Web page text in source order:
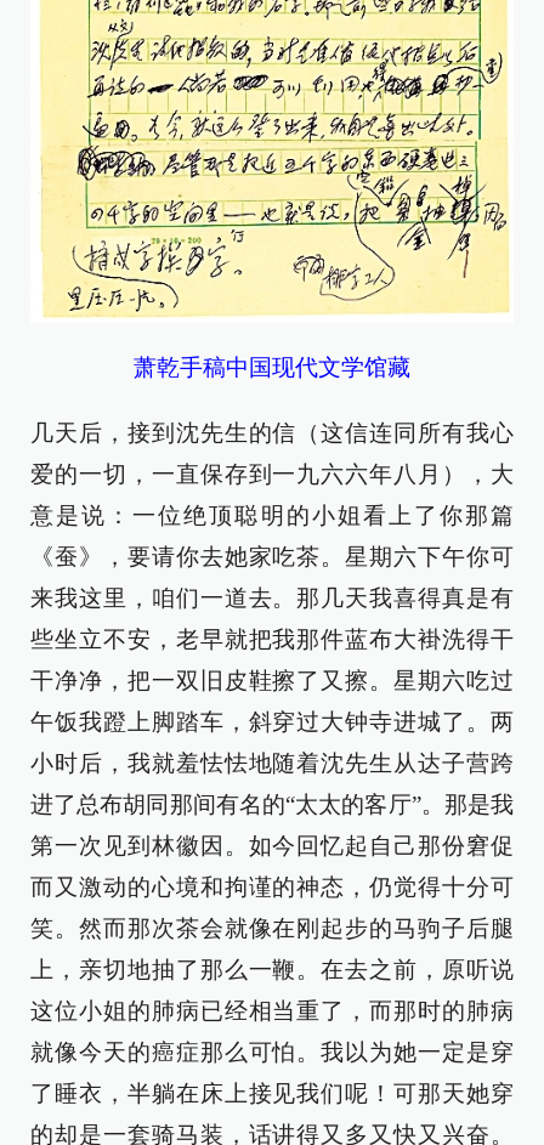
萧乾手稿中国现代文学馆藏
几天后，接到沈先生的信（这信连同所有我心
爱的一切，一直保存到一九六六年八月），大
意是说：一位绝顶聪明的小姐看上了你那篇
《蚕》，要请你去她家吃茶。星期六下午你可
来我这里，咱们一道去。那几天我喜得真是有
些坐立不安，老早就把我那件蓝布大褂洗得干
干净净，把一双旧皮鞋擦了又擦。星期六吃过
午饭我蹬上脚踏车，斜穿过大钟寺进城了。两
小时后，我就羞怯怯地随着沈先生从达子营跨
进了总布胡同那间有名的“太太的客厅”。那是我
第一次见到林徽因。如今回忆起自己那份窘促
而又激动的心境和拘谨的神态，仍觉得十分可
笑。然而那次茶会就像在刚起步的马驹子后腿
上，亲切地抽了那么一鞭。在去之前，原听说
这位小姐的肺病已经相当重了，而那时的肺病
就像今天的癌症那么可怕。我以为她一定是穿
了睡衣，半躺在床上接见我们呢！可那天她穿
的却是一套骑马装，话讲得又多又快又兴奋。